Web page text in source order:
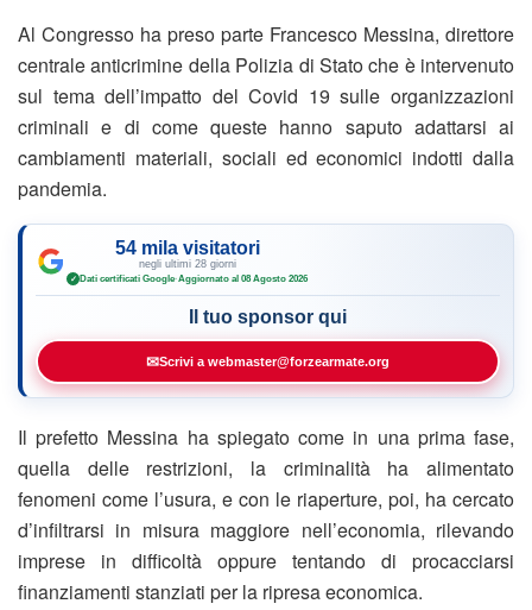
Al Congresso ha preso parte Francesco Messina, direttore
centrale anticrimine della Polizia di Stato che è intervenuto
sul tema dell’impatto del Covid 19 sulle organizzazioni
criminali e di come queste hanno saputo adattarsi ai
cambiamenti materiali, sociali ed economici indotti dalla
pandemia.
54 mila visitatori
negli ultimi 28 giorni
✓ Dati certificati Google·Aggiornato al 08 Agosto 2026
Il tuo sponsor qui
✉Scrivi a webmaster@forzearmate.org
Il prefetto Messina ha spiegato come in una prima fase,
quella delle restrizioni, la criminalità ha alimentato
fenomeni come l’usura, e con le riaperture, poi, ha cercato
d’infiltrarsi in misura maggiore nell’economia, rilevando
imprese in difficoltà oppure tentando di procacciarsi
finanziamenti stanziati per la ripresa economica.